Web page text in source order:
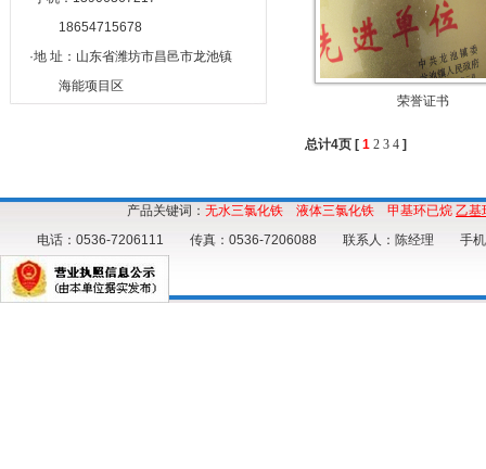
18654715678
·地 址：山东省潍坊市昌邑市龙池镇
海能项目区
荣誉证书
总计4页 [ 1 2 3 4]
产品关键词： 无水三氯化铁 液体三氯化铁 甲基环已烷 乙基
电话：0536-7206111 传真：0536-7206088 联系人：陈经理 手